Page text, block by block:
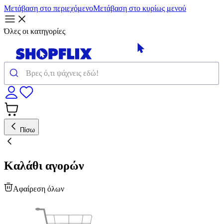
Μετάβαση στο περιεχόμενοΜετάβαση στο κυρίως μενού
Όλες οι κατηγορίες
Πίσω
Καλάθι αγορών
Αφαίρεση όλων